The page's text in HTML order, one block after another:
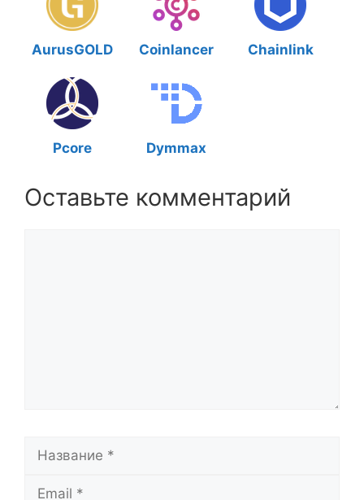
AurusGOLD Coinlancer Chainlink
Pcore Dymmax
Оставьте комментарий